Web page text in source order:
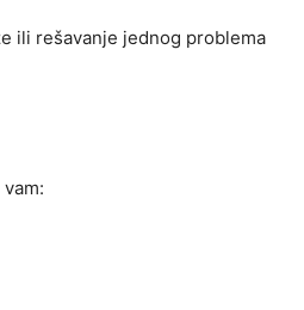
ili rešavanje jednog problema